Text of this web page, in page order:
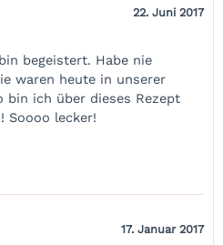
22. Juni 2017
begeistert. Habe nie
waren heute in unserer
bin ich über dieses Rezept
Soooo lecker!
17. Januar 2017